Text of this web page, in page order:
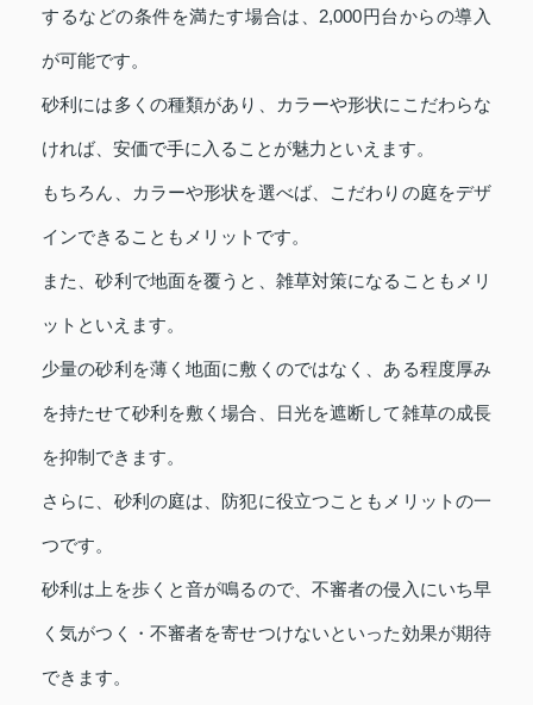
するなどの条件を満たす場合は、2,000円台からの導入
が可能です。
砂利には多くの種類があり、カラーや形状にこだわらな
ければ、安価で手に入ることが魅力といえます。
もちろん、カラーや形状を選べば、こだわりの庭をデザ
インできることもメリットです。
また、砂利で地面を覆うと、雑草対策になることもメリ
ットといえます。
少量の砂利を薄く地面に敷くのではなく、ある程度厚み
を持たせて砂利を敷く場合、日光を遮断して雑草の成長
を抑制できます。
さらに、砂利の庭は、防犯に役立つこともメリットの一
つです。
砂利は上を歩くと音が鳴るので、不審者の侵入にいち早
く気がつく・不審者を寄せつけないといった効果が期待
できます。